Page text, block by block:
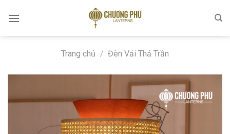
Trang chủ / Đèn Vải Thả Trần